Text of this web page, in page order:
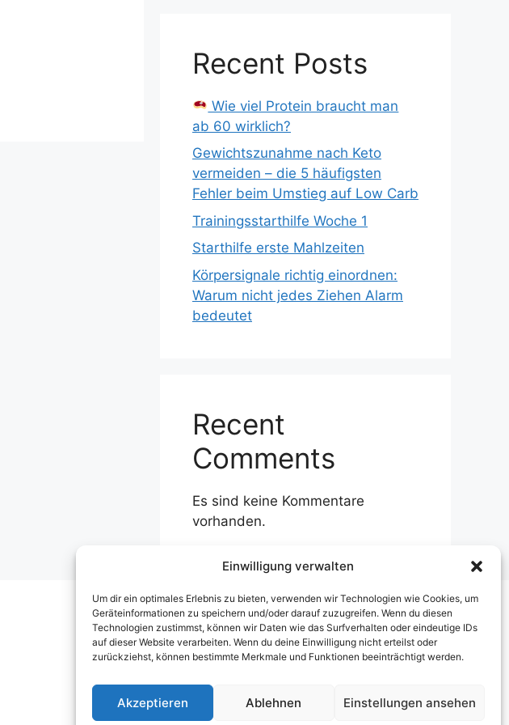
Einwilligung verwalten
Um dir ein optimales Erlebnis zu bieten, verwenden wir Technologien wie Cookies, um
Geräteinformationen zu speichern und/oder darauf zuzugreifen. Wenn du diesen
Technologien zustimmst, können wir Daten wie das Surfverhalten oder eindeutige IDs
auf dieser Website verarbeiten. Wenn du deine Einwilligung nicht erteilst oder
zurückziehst, können bestimmte Merkmale und Funktionen beeinträchtigt werden.
Akzeptieren Ablehnen Einstellungen ansehen
Recent Posts
Wie viel Protein braucht man
ab 60 wirklich?
Gewichtszunahme nach Keto
vermeiden – die 5 häufigsten
Fehler beim Umstieg auf Low Carb
Trainingsstarthilfe Woche 1
Starthilfe erste Mahlzeiten
Körpersignale richtig einordnen:
Warum nicht jedes Ziehen Alarm
bedeutet
Recent
Comments
Es sind keine Kommentare
vorhanden.